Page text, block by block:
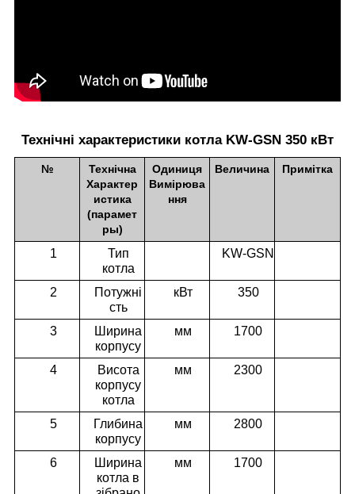
Технічні характеристики котла KW-GSN 350 кВт
№
Технічна
Характер
истика
(парамет
ры)
Одиниця
Вимірюва
ння
Величина Примітка
1
Тип
котла
KW-GSN
2
Потужні
сть
кВт 350
3
Ширина
корпусу
мм 1700
4
Висота
корпусу
котла
мм 2300
5
Глибина
корпусу
мм 2800
6
Ширина
котла в
мм 1700